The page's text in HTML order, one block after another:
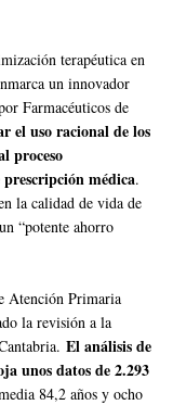
terapéutica en
un innovador
Farmacéuticos de
el uso racional de los
proceso
médica.
la calidad de vida de
“potente ahorro
Atención Primaria
la revisión a la
El análisis de
unos datos de 2.293
84,2 años y ocho